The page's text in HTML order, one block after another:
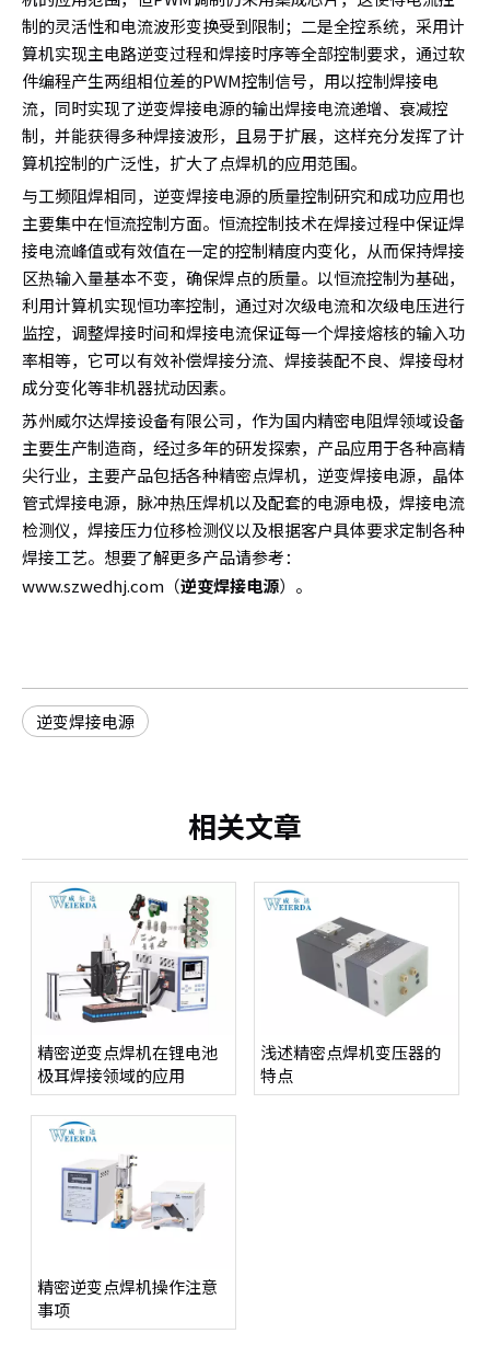
制的灵活性和电流波形变换受到限制；二是全控系统，采用计
算机实现主电路逆变过程和焊接时序等全部控制要求，通过软
件编程产生两组相位差的PWM控制信号，用以控制焊接电
流，同时实现了逆变焊接电源的输出焊接电流递增、衰减控
制，并能获得多种焊接波形，且易于扩展，这样充分发挥了计
算机控制的广泛性，扩大了点焊机的应用范围。
与工频阻焊相同，逆变焊接电源的质量控制研究和成功应用也
主要集中在恒流控制方面。恒流控制技术在焊接过程中保证焊
接电流峰值或有效值在一定的控制精度内变化，从而保持焊接
区热输入量基本不变，确保焊点的质量。以恒流控制为基础，
利用计算机实现恒功率控制，通过对次级电流和次级电压进行
监控，调整焊接时间和焊接电流保证每一个焊接熔核的输入功
率相等，它可以有效补偿焊接分流、焊接装配不良、焊接母材
成分变化等非机器扰动因素。
苏州威尔达焊接设备有限公司，作为国内精密电阻焊领域设备
主要生产制造商，经过多年的研发探索，产品应用于各种高精
尖行业，主要产品包括各种精密点焊机，逆变焊接电源，晶体
管式焊接电源，脉冲热压焊机以及配套的电源电极，焊接电流
检测仪，焊接压力位移检测仪以及根据客户具体要求定制各种
焊接工艺。想要了解更多产品请参考：
www.szwedhj.com （逆变焊接电源）。
逆变焊接电源
相关文章
精密逆变点焊机在锂电池
极耳焊接领域的应用
浅述精密点焊机变压器的
特点
精密逆变点焊机操作注意
事项